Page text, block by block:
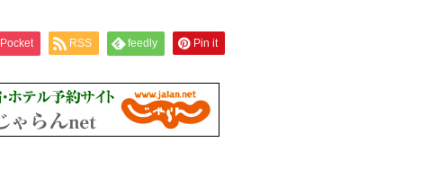
Pocket RSS feedly Pin it